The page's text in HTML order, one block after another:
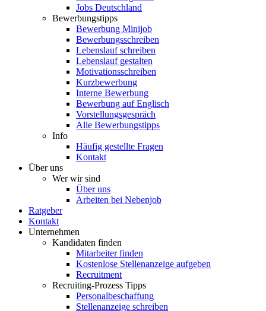
Jobs Deutschland
Bewerbungstipps
Bewerbung Minijob
Bewerbungsschreiben
Lebenslauf schreiben
Lebenslauf gestalten
Motivationsschreiben
Kurzbewerbung
Interne Bewerbung
Bewerbung auf Englisch
Vorstellungsgespräch
Alle Bewerbungstipps
Info
Häufig gestellte Fragen
Kontakt
Über uns
Wer wir sind
Über uns
Arbeiten bei Nebenjob
Ratgeber
Kontakt
Unternehmen
Kandidaten finden
Mitarbeiter finden
Kostenlose Stellenanzeige aufgeben
Recruitment
Recruiting-Prozess Tipps
Personalbeschaffung
Stellenanzeige schreiben